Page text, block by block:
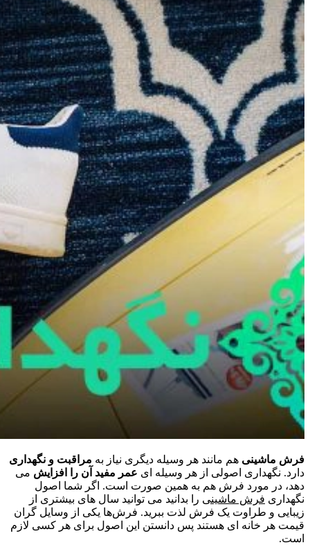
فرش ماشینی هم مانند هر وسیله دیگری نیاز به مراقبت و نگهداری
دارد. نگهداری اصولی از هر وسیله ای عمر مفید آن را افزایش می
دهد، در مورد فرش هم به همین صورت است. اگر شما اصول
نگهداری فرش ماشینی را بدانید می توانید سال های بیشتری از
زیبایی و طراوت یک فرش لذت ببرید. فرش‌ها یکی از وسایل گران
قیمت هر خانه ای هستند پس دانستن این اصول برای هر کسی لازم
است.